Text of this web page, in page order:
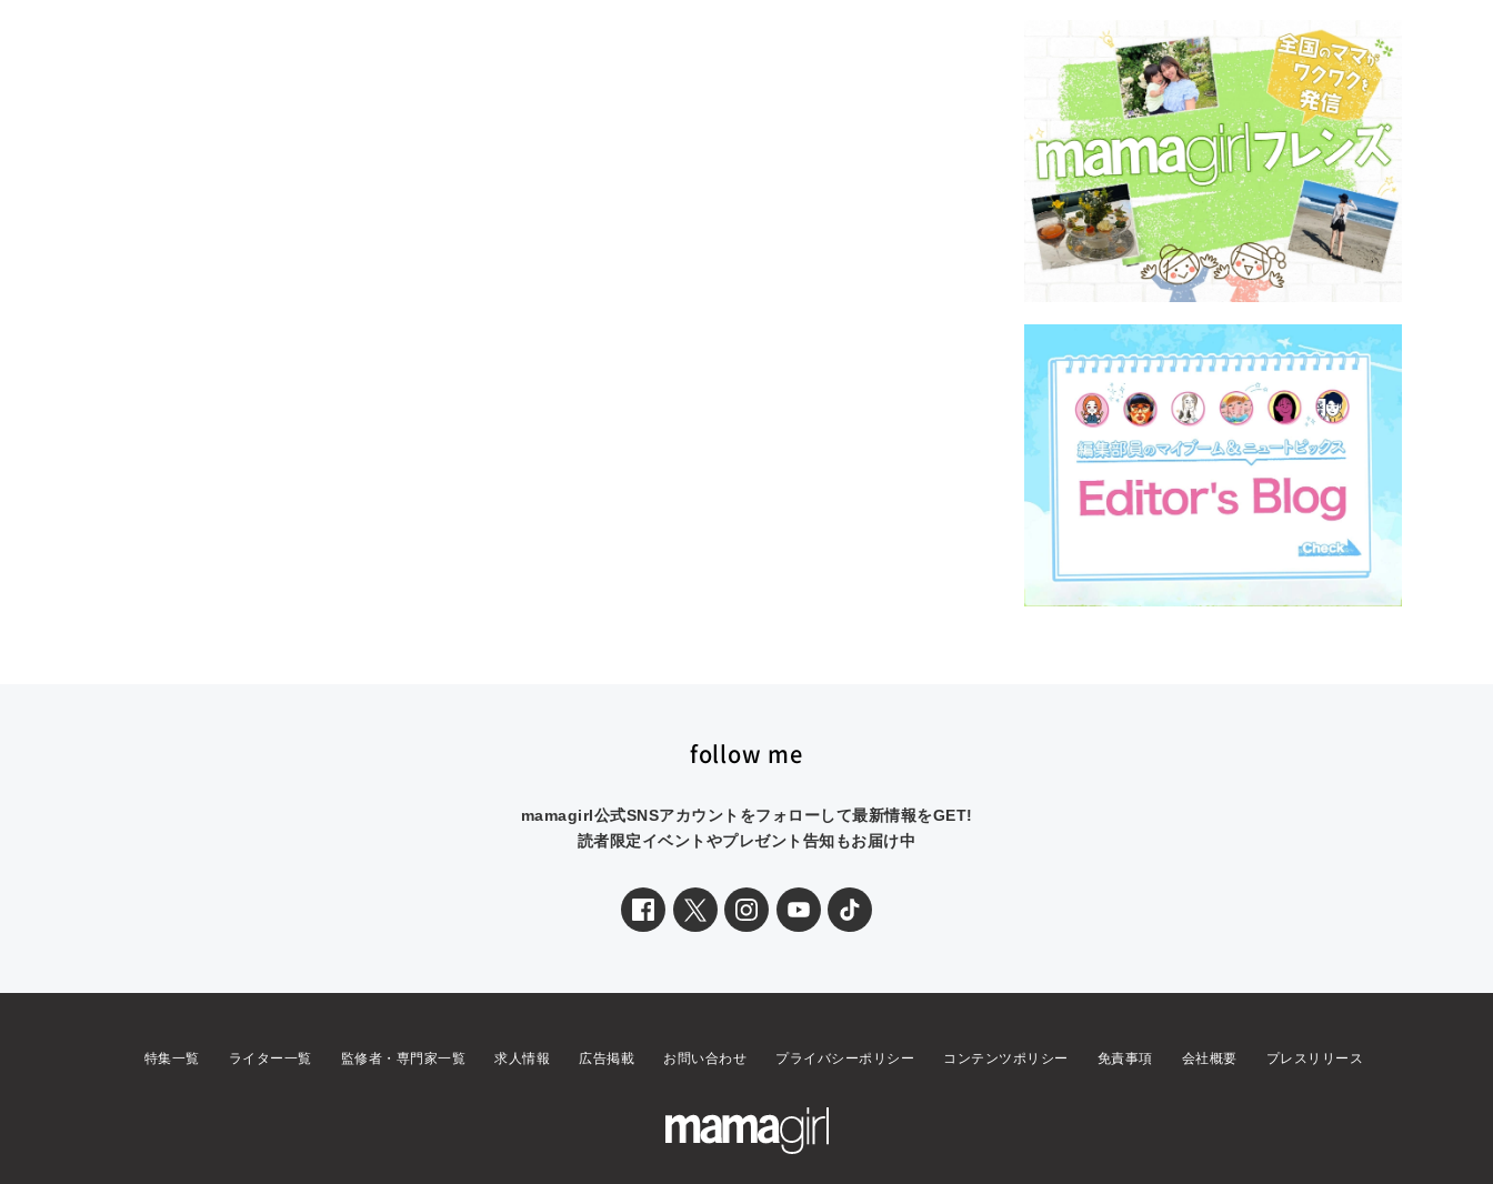
follow me
mamagirl公式SNSアカウントをフォローして最新情報をGET!
読者限定イベントやプレゼント告知もお届け中
特集一覧 ライター一覧 監修者・専門家一覧 求人情報 広告掲載 お問い合わせ プライバシーポリシー コンテンツポリシー 免責事項 会社概要 プレスリリース